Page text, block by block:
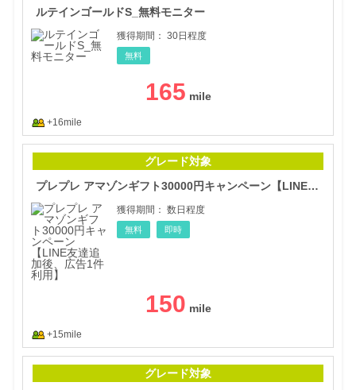
ルテインゴールドS_無料モニター
獲得期間： 30日程度
無料
165
+16mile
グレード対象
プレプレ アマゾンギフト30000円キャンペーン【LINE友達追加後、広告1件利用】
獲得期間： 数日程度
無料 即時
150
+15mile
グレード対象